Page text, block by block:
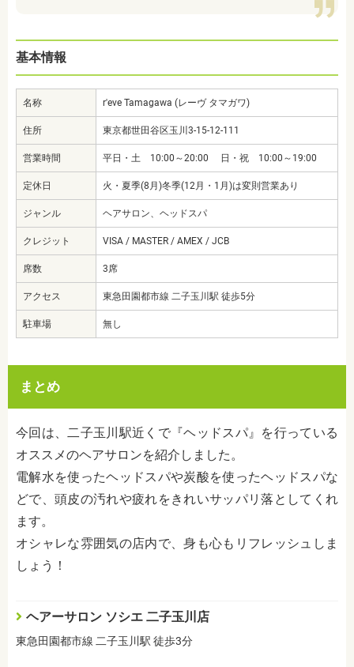
基本情報
名称 r'eve Tamagawa (レーヴ タマガワ)
住所 東京都世田谷区玉川3-15-12-111
営業時間 平日・土 10:00～20:00 日・祝 10:00～19:00
定休日 火・夏季(8月)冬季(12月・1月)は変則営業あり
ジャンル ヘアサロン、ヘッドスパ
クレジット VISA / MASTER / AMEX / JCB
席数 3席
アクセス 東急田園都市線 二子玉川駅 徒歩5分
駐車場 無し
まとめ
今回は、二子玉川駅近くで『ヘッドスパ』を行っている
オススメのヘアサロンを紹介しました。
電解水を使ったヘッドスパや炭酸を使ったヘッドスパな
どで、頭皮の汚れや疲れをきれいサッパリ落としてくれ
ます。
オシャレな雰囲気の店内で、身も心もリフレッシュしま
しょう！
ヘアーサロン ソシエ 二子玉川店
東急田園都市線 二子玉川駅 徒歩3分